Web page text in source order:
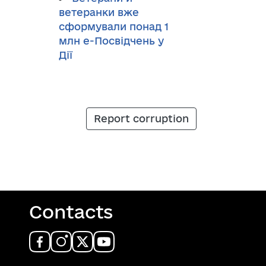
ветеранки вже
сформували понад 1
млн е-Посвідчень у
Дії
Report corruption
Contacts